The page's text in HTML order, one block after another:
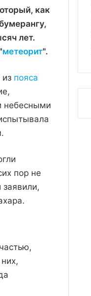
как
лет.
метеорит".
пояса
небесными
пор не